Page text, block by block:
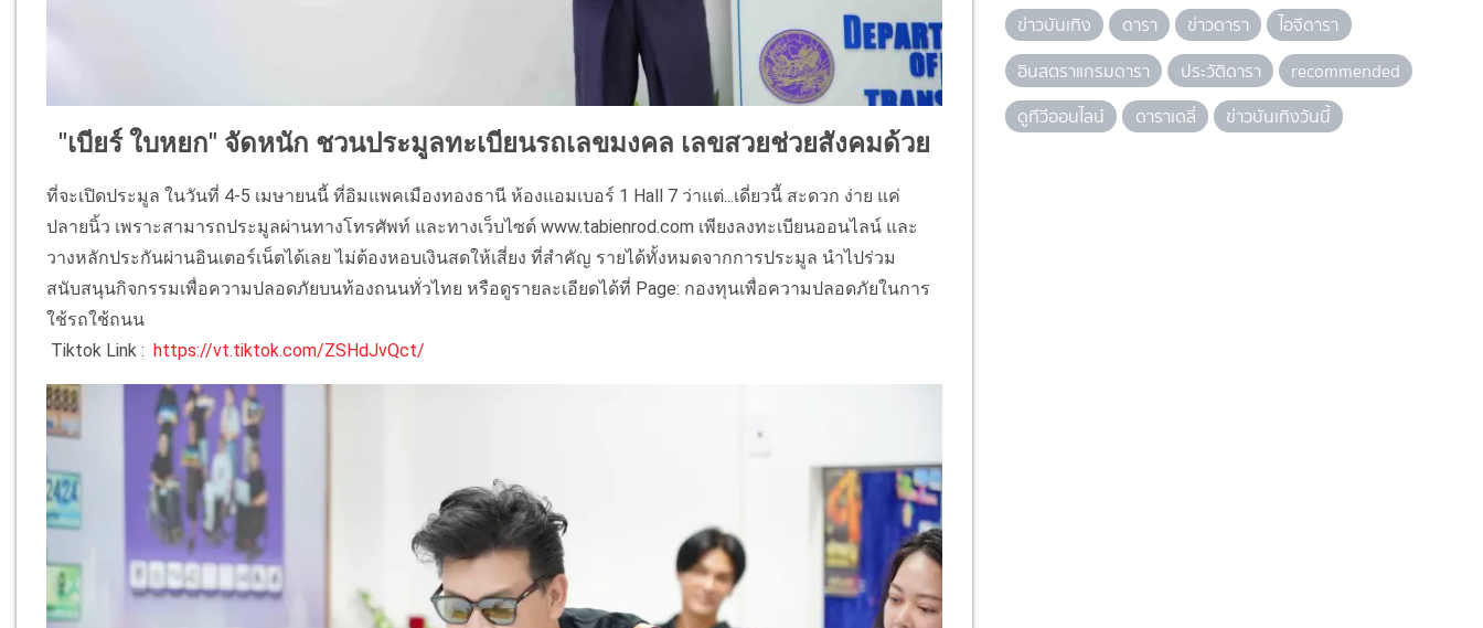
"เบียร์ ใบหยก" จัดหนัก ชวนประมูลทะเบียนรถเลขมงคล เลขสวยช่วยสังคมด้วย
ที่จะเปิดประมูล ในวันที่ 4-5 เมษายนนี้ ที่อิมแพคเมืองทองธานี ห้องแอมเบอร์ 1 Hall 7 ว่าแต่...เดี่ยวนี้ สะดวก ง่าย แค่
ปลายนิ้ว เพราะสามารถประมูลผ่านทางโทรศัพท์ และทางเว็บไซต์ www.tabienrod.com เพียงลงทะเบียนออนไลน์ และ
วางหลักประกันผ่านอินเตอร์เน็ตได้เลย ไม่ต้องหอบเงินสดให้เสี่ยง ที่สำคัญ รายได้ทั้งหมดจากการประมูล นำไปร่วม
สนับสนุนกิจกรรมเพื่อความปลอดภัยบนท้องถนนทั่วไทย หรือดูรายละเอียดได้ที่ Page: กองทุนเพื่อความปลอดภัยในการ
ใช้รถใช้ถนน
Tiktok Link :https://vt.tiktok.com/ZSHdJvQct/
ข่าวบันเทิง ดารา ข่าวดารา
ไอจีดารา
อินสตราแกรมดารา
ประวัติดารา
recommended
ดูทีวีออนไลน์
ดาราเดลี่ ข่าวบันเทิงวันนี้